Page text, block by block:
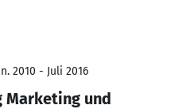
2010 - Juli 2016
Marketing und